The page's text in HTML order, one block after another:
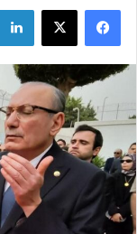
فيسبوك ‫X